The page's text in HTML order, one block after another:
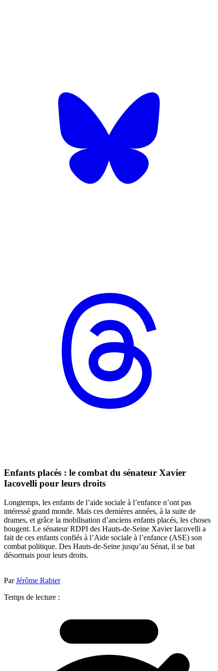
Enfants placés : le combat du sénateur Xavier
Iacovelli pour leurs droits
Longtemps, les enfants de l’aide sociale à l’enfance n’ont pas
intéressé grand monde. Mais ces dernières années, à la suite de
drames, et grâce la mobilisation d’anciens enfants placés, les choses
bougent. Le sénateur RDPI des Hauts-de-Seine Xavier Iacovelli a
fait de ces enfants confiés à l’Aide sociale à l’enfance (ASE) son
combat politique. Des Hauts-de-Seine jusqu’au Sénat, il se bat
désormais pour leurs droits.
ParJérôme Rabier
Temps de lecture :